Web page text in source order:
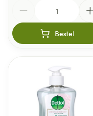
Bestel